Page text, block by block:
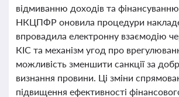
відмиванню доходів та
НКЦПФР оновила процедури
впровадила електронну взаємодію
КІС та механізм угод про
можливість зменшити санкції за
визнання провини. Ці зміни
підвищення ефективності